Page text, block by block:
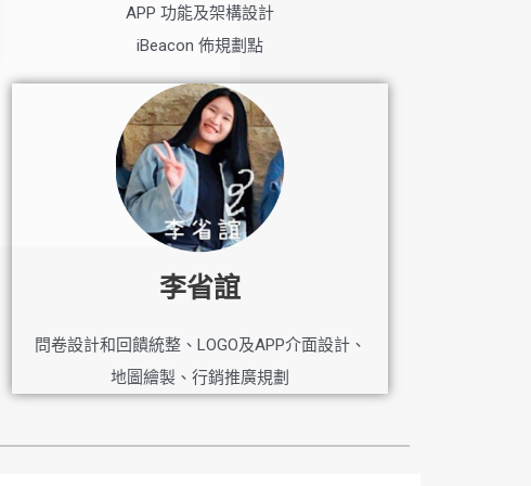
APP 功能及架構設計
iBeacon 佈規劃點
李省誼
問卷設計和回饋統整、LOGO及APP介面設計、
地圖繪製、行銷推廣規劃